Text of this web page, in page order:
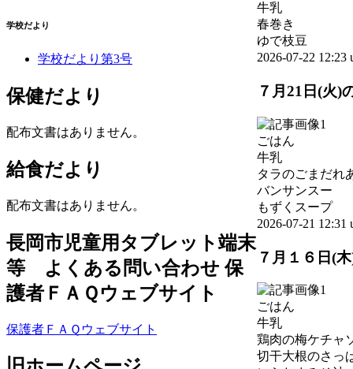
学校だより
学校だより第3号
保健だより
配布文書はありません。
給食だより
配布文書はありません。
長岡市児童用タブレット端末
等 よくある問い合わせ 保
護者ＦＡＱウェブサイト
保護者ＦＡＱウェブサイト
牛乳
春巻き
ゆで枝豆
2026-07-22
７月21日(火)
ごはん
牛乳
タラのごまだれ
バンサンスー
もずくスープ
2026-07-21
７月１６日(
ごはん
牛乳
鶏肉の梅ケチャ
切干大根のさっ